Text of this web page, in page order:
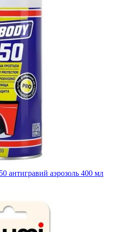
антигравий аэрозоль 400 мл